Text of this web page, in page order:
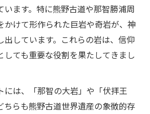
います。特に熊野古道や那智勝浦周
かけて形作られた巨岩や奇岩が、神
出しています。これらの岩は、信仰
しても重要な役割を果たしてきまし
には、「那智の大岩」や「伏拝王
ちらも熊野古道世界遺産の象徴的存